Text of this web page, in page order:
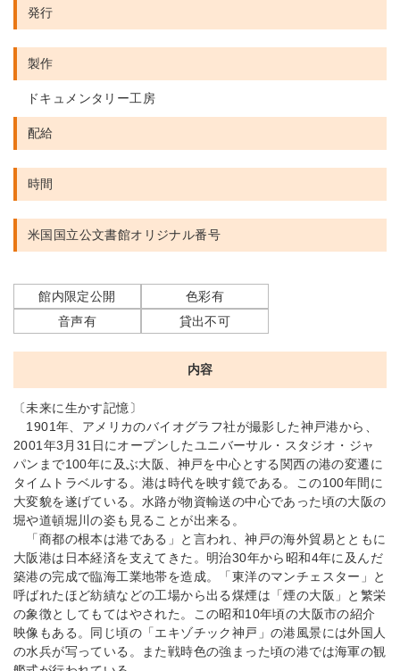
発行
製作
ドキュメンタリー工房
配給
時間
米国国立公文書館オリジナル番号
館内限定公開
色彩有
音声有
貸出不可
内容
〔未来に生かす記憶〕
1901年、アメリカのバイオグラフ社が撮影した神戸港から、
2001年3月31日にオープンしたユニバーサル・スタジオ・ジャ
パンまで100年に及ぶ大阪、神戸を中心とする関西の港の変遷に
タイムトラベルする。港は時代を映す鏡である。この100年間に
大変貌を遂げている。水路が物資輸送の中心であった頃の大阪の
堀や道頓堀川の姿も見ることが出来る。
「商都の根本は港である」と言われ、神戸の海外貿易とともに
大阪港は日本経済を支えてきた。明治30年から昭和4年に及んだ
築港の完成で臨海工業地帯を造成。「東洋のマンチェスター」と
呼ばれたほど紡績などの工場から出る煤煙は「煙の大阪」と繁栄
の象徴としてもてはやされた。この昭和10年頃の大阪市の紹介
映像もある。同じ頃の「エキゾチック神戸」の港風景には外国人
の水兵が写っている。また戦時色の強まった頃の港では海軍の観